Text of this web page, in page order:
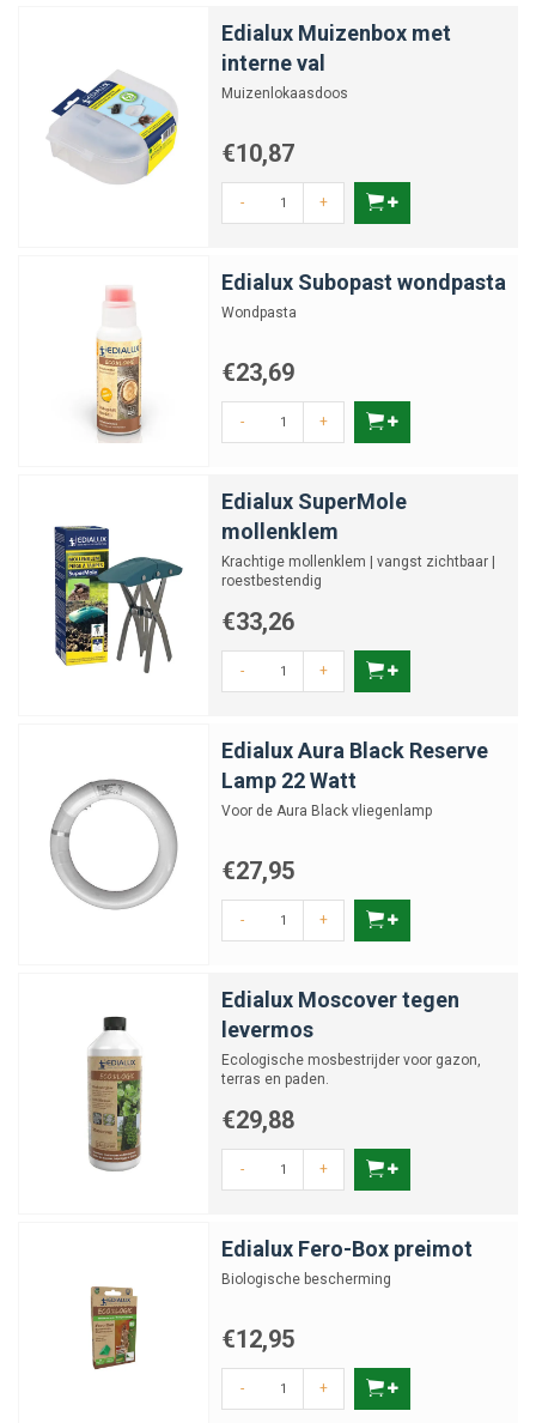
Edialux Muizenbox met
interne val
Muizenlokaasdoos
€10,87
- +
Edialux Subopast wondpasta
Wondpasta
€23,69
- +
Edialux SuperMole
mollenklem
Krachtige mollenklem | vangst zichtbaar |
roestbestendig
€33,26
- +
Edialux Aura Black Reserve
Lamp 22 Watt
Voor de Aura Black vliegenlamp
€27,95
- +
Edialux Moscover tegen
levermos
Ecologische mosbestrijder voor gazon,
terras en paden.
€29,88
- +
Edialux Fero-Box preimot
Biologische bescherming
€12,95
- +